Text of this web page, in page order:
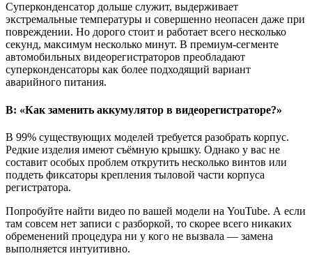
Суперконденсатор дольше служит, выдерживает
экстремальные температуры и совершенно неопасен даже при
повреждении. Но дорого стоит и работает всего несколько
секунд, максимум несколько минут. В премиум-сегменте
автомобильных видеорегистраторов преобладают
суперконденсаторы как более подходящий вариант
аварийного питания.
В: «Как заменить аккумулятор в видеорегистраторе?»
В 99% существующих моделей требуется разобрать корпус.
Редкие изделия имеют съёмную крышку. Однако у вас не
составит особых проблем открутить несколько винтов или
поддеть фиксаторы крепления тыловой части корпуса
регистратора.
Попробуйте найти видео по вашей модели на YouTube. А если
там совсем нет записи с разборкой, то скорее всего никаких
обременений процедура ни у кого не вызвала — замена
выполняется интуитивно.